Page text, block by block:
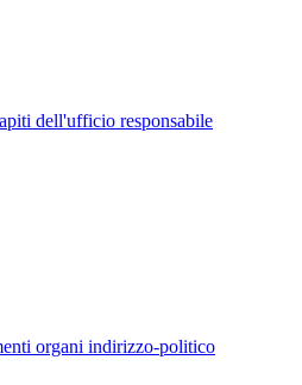
dell'ufficio responsabile
organi indirizzo-politico